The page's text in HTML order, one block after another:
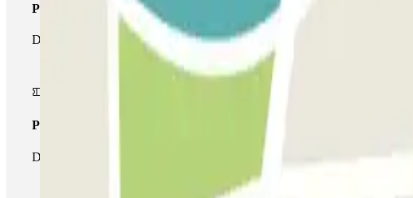
Pass unico
Durante il tuo soggiorno potrai entrare e uscire dal parcheggio una sola volta
Pass multiparking
Durante il tuo soggiorno potrai usufruire dell'intera rete di parcheggi